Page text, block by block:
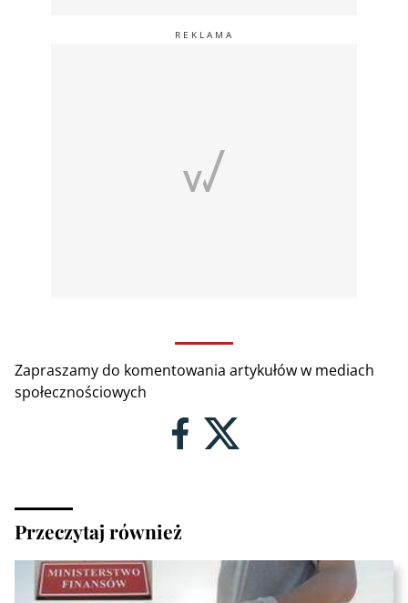
Zapraszamy do komentowania artykułów w mediach
społecznościowych
Przeczytaj również